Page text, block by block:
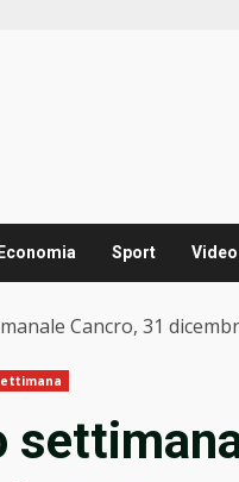
Economia Sport Video
Cancro, 31